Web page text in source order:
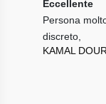
Eccellente
Persona
discreto,
KAMAL